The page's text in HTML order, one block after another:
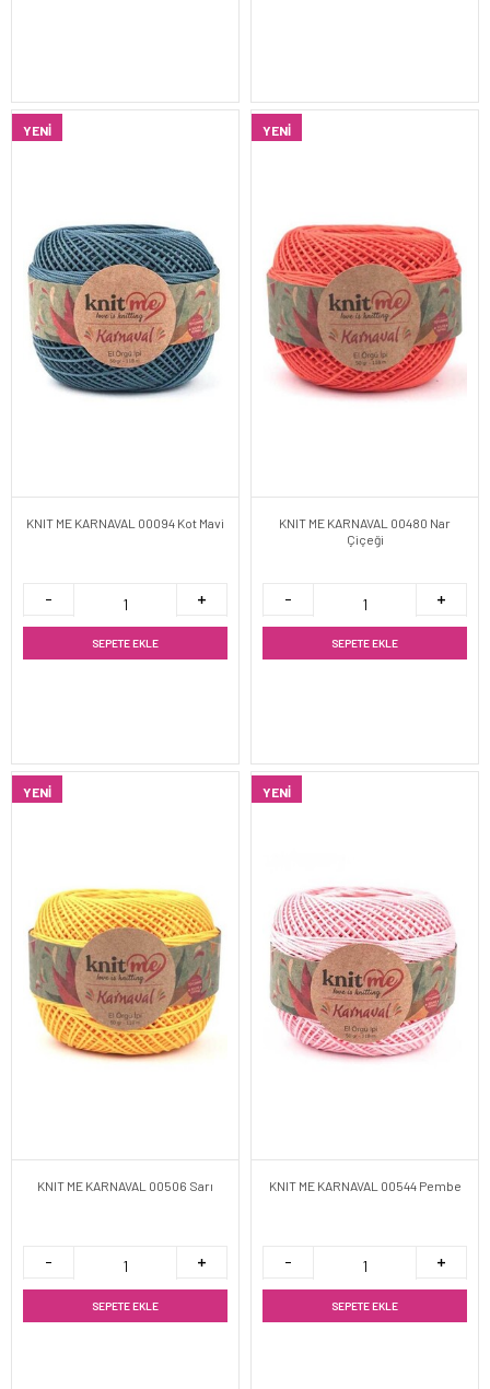
YENI
KNIT ME KARNAVAL 00094 Kot Mavi
SEPETE EKLE
YENI
KNIT ME KARNAVAL 00480 Nar
Çiçeği
SEPETE EKLE
YENI
KNIT ME KARNAVAL 00506 Sarı
SEPETE EKLE
YENI
KNIT ME KARNAVAL 00544 Pembe
SEPETE EKLE